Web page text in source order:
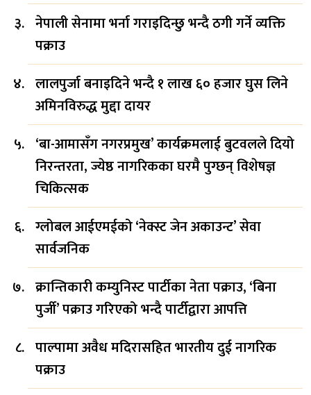
नेपाली सेनामा भर्ना गराइदिन्छु भन्दै ठगी गर्ने व्यक्ति
पक्राउ
लालपुर्जा बनाइदिने भन्दै १ लाख ६० हजार घुस लिने
अमिनविरुद्ध मुद्दा दायर
‘बा-आमासँग नगरप्रमुख’ कार्यक्रमलाई बुटवलले दियो
निरन्तरता, ज्येष्ठ नागरिकका घरमै पुग्छन् विशेषज्ञ
चिकित्सक
ग्लोबल आईएमईको ‘नेक्स्ट जेन अकाउन्ट’ सेवा
सार्वजनिक
क्रान्तिकारी कम्युनिस्ट पार्टीका नेता पक्राउ, ‘बिना
पुर्जी’ पक्राउ गरिएको भन्दै पार्टीद्वारा आपत्ति
पाल्पामा अवैध मदिरासहित भारतीय दुई नागरिक
पक्राउ